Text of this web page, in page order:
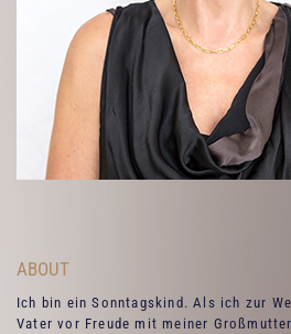
ABOUT
Ich bin ein Sonntagskind. Als ich zur
Vater vor Freude mit meiner